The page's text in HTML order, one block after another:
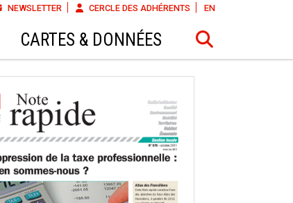
NEWSLETTER CERCLE DES ADHÉRENTS EN
CARTES & DONNÉES